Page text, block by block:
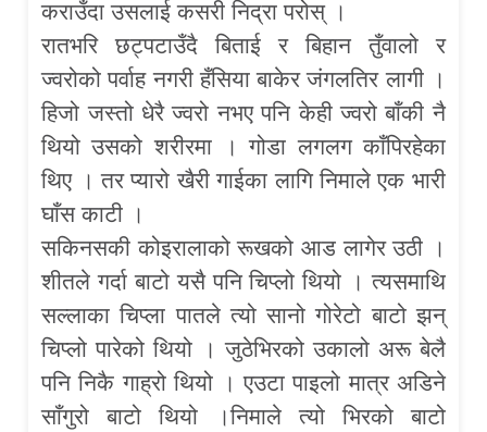
कराउँदा उसलाई कसरी निद्रा परोस् ।
रातभरि छट्पटाउँदै बिताई र बिहान तुँवालो र
ज्वरोको पर्वाह नगरी हँसिया बाकेर जंगलतिर लागी ।
हिजो जस्तो धेरै ज्वरो नभए पनि केही ज्वरो बाँकी नै
थियो उसको शरीरमा । गोडा लगलग काँपिरहेका
थिए । तर प्यारो खैरी गाईका लागि निमाले एक भारी
घाँस काटी ।
सकिनसकी कोइरालाको रूखको आड लागेर उठी ।
शीतले गर्दा बाटो यसै पनि चिप्लो थियो । त्यसमाथि
सल्लाका चिप्ला पातले त्यो सानो गोरेटो बाटो झन्
चिप्लो पारेको थियो । जुठेभिरको उकालो अरू बेलै
पनि निकै गाह्रो थियो । एउटा पाइलो मात्र अडिने
साँगुरो बाटो थियो ।निमाले त्यो भिरको बाटो